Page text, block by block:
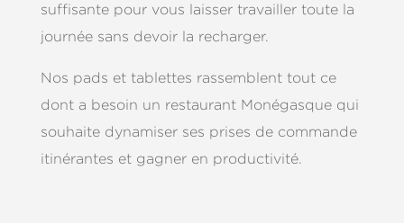
suffisante pour vous laisser travailler toute la
journée sans devoir la recharger.
Nos pads et tablettes rassemblent tout ce
dont a besoin un restaurant Monégasque qui
souhaite dynamiser ses prises de commande
itinérantes et gagner en productivité.